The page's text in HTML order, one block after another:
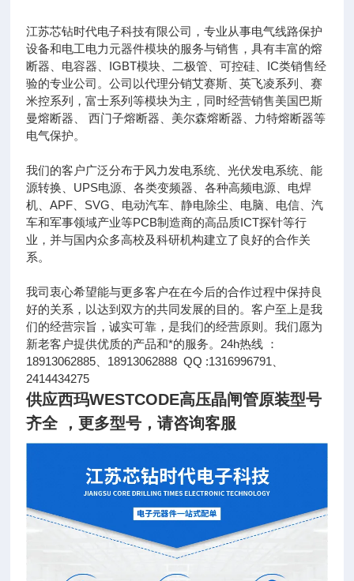
江苏芯钻时代电子科技有限公司，专业从事电气线路保护
设备和电工电力元器件模块的服务与销售，具有丰富的熔
断器、电容器、IGBT模块、二极管、可控硅、IC类销售经
验的专业公司。公司以代理分销艾赛斯、英飞凌系列、赛
米控系列，富士系列等模块为主，同时经营销售美国巴斯
曼熔断器、 西门子熔断器、美尔森熔断器、力特熔断器等
电气保护。
我们的客户广泛分布于风力发电系统、光伏发电系统、能
源转换、UPS电源、各类变频器、各种高频电源、电焊
机、APF、SVG、电动汽车、静电除尘、电脑、电信、汽
车和军事领域产业等PCB制造商的高品质ICT探针等行
业，并与国内众多高校及科研机构建立了良好的合作关
系。
我司衷心希望能与更多客户在在今后的合作过程中保持良
好的关系，以达到双方的共同发展的目的。客户至上是我
们的经营宗旨，诚实可靠，是我们的经营原则。我们愿为
新老客户提供优质的产品和*的服务。24h热线 ：
18913062885、18913062888 QQ :1316996791、
2414434275
供应西玛WESTCODE高压晶闸管原装型号
齐全
，更多型号，请咨询客服